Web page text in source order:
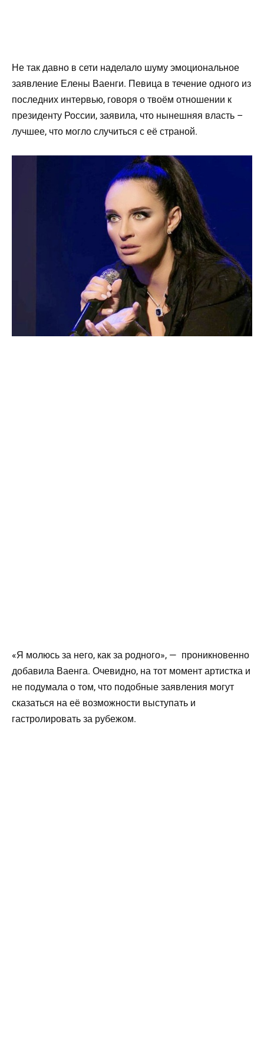
Не так давно в сети наделало шуму эмоциональное
заявление Елены Ваенги. Певица в течение одного из
последних интервью, говоря о твоём отношении к
президенту России, заявила, что нынешняя власть –
лучшее, что могло случиться с её страной.
«Я молюсь за него, как за родного», — проникновенно
добавила Ваенга. Очевидно, на тот момент артистка и
не подумала о том, что подобные заявления могут
сказаться на её возможности выступать и
гастролировать за рубежом.